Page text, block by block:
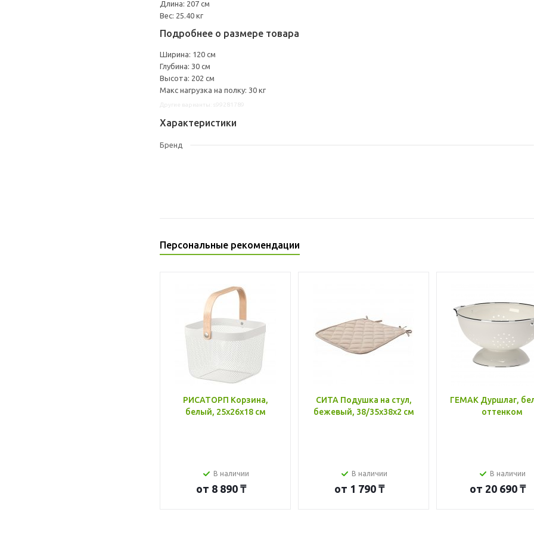
Длина: 207 см
Вес: 25.40 кг
Подробнее о размере товара
Ширина: 120 см
Глубина: 30 см
Высота: 202 см
Макс нагрузка на полку: 30 кг
Характеристики
Бренд
Персональные рекомендации
РИСАТОРП Корзина,
белый, 25x26x18 см
В наличии
от 8 890 ₸
СИТА Подушка на стул,
бежевый, 38/35x38x2 см
В наличии
от 1 790 ₸
ГЕМАК Дуршлаг,
оттенком
В наличии
от 20 690 ₸